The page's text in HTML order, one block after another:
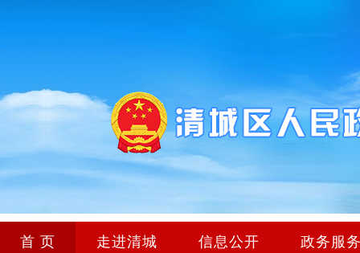
首 页 走进清城 信息公开 政务服